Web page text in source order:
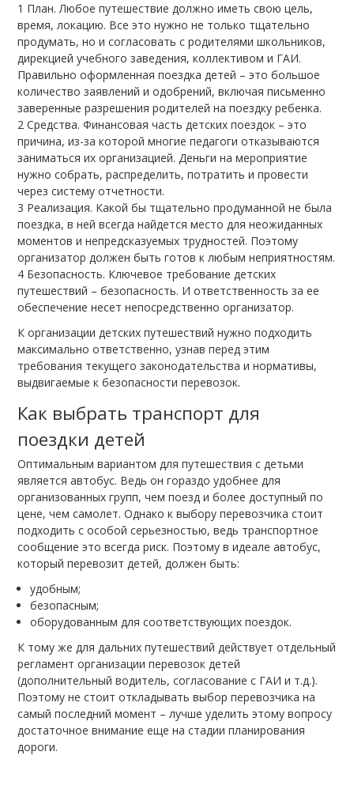
План. Любое путешествие должно иметь свою цель,
время, локацию. Все это нужно не только тщательно
продумать, но и согласовать с родителями школьников,
дирекцией учебного заведения, коллективом и ГАИ.
Правильно оформленная поездка детей – это большое
количество заявлений и одобрений, включая письменно
заверенные разрешения родителей на поездку ребенка.
Средства. Финансовая часть детских поездок – это
причина, из-за которой многие педагоги отказываются
заниматься их организацией. Деньги на мероприятие
нужно собрать, распределить, потратить и провести
через систему отчетности.
Реализация. Какой бы тщательно продуманной не была
поездка, в ней всегда найдется место для неожиданных
моментов и непредсказуемых трудностей. Поэтому
организатор должен быть готов к любым неприятностям.
Безопасность. Ключевое требование детских
путешествий – безопасность. И ответственность за ее
обеспечение несет непосредственно организатор.
К организации детских путешествий нужно подходить
максимально ответственно, узнав перед этим
требования текущего законодательства и нормативы,
выдвигаемые к безопасности перевозок.
Как выбрать транспорт для
поездки детей
Оптимальным вариантом для путешествия с детьми
является автобус. Ведь он гораздо удобнее для
организованных групп, чем поезд и более доступный по
цене, чем самолет. Однако к выбору перевозчика стоит
подходить с особой серьезностью, ведь транспортное
сообщение это всегда риск. Поэтому в идеале автобус,
который перевозит детей, должен быть:
удобным;
безопасным;
оборудованным для соответствующих поездок.
К тому же для дальних путешествий действует отдельный
регламент организации перевозок детей
(дополнительный водитель, согласование с ГАИ и т.д.).
Поэтому не стоит откладывать выбор перевозчика на
самый последний момент – лучше уделить этому вопросу
достаточное внимание еще на стадии планирования
дороги.